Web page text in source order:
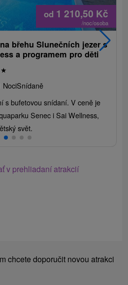
od 1 210,50 Kč
/noc/osoba
břehu Slunečních jezer s
a programem pro děti
★
NociSnídaně
s bufetovou snídaní. V ceně je
Senec i Sai Wellness,
svět.
v prehliadaní atrakcií
chcete doporučit novou atrakci